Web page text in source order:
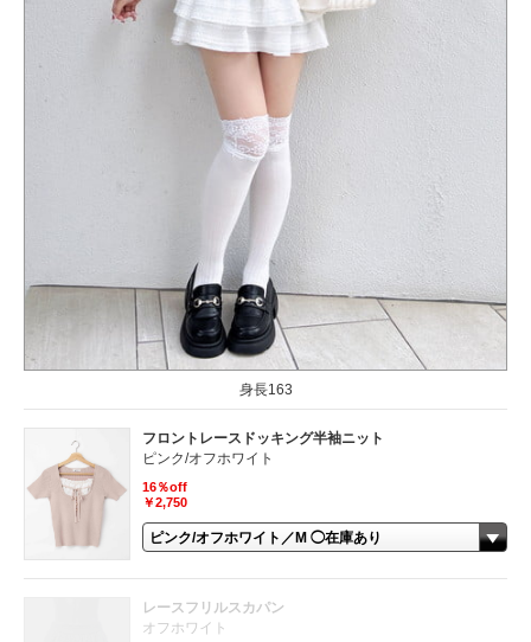
身長163
フロントレースドッキング半袖ニット
ピンク/オフホワイト
16％off
￥2,750
レースフリルスカパン
オフホワイト